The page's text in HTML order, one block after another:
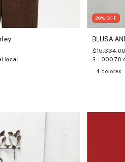
local
20% OFF
BLUSA
$15.334,00
$11.000,70
4 colores